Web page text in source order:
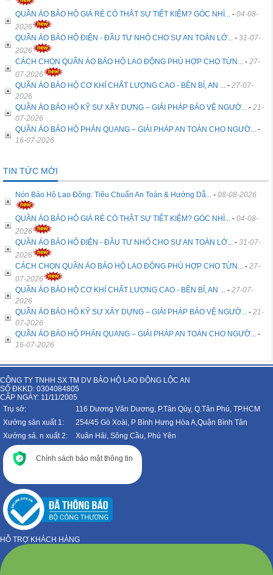
QUẦN ÁO BẢO HỘ GIÁ RẺ CÓ THẬT SỰ TIẾT KIỆM? GÓC NHÌ... - 04-08-
2026
QUẦN ÁO BẢO HỘ ĐIỆN - ĐẦU TƯ NHỎ CHO SỰ AN TOÀN LỚ...
- 31-07-
2026
CÁCH CHỌN QUẦN ÁO BẢO HỘ LAO ĐỘNG PHÙ HỢP CHO TỪN...
- 27-
07-2026
QUẦN ÁO BẢO HỘ CƠ KHÍ CHẤT LƯỢNG CAO - BỀN BỈ, AN ...
- 27-07-
2026
QUẦN ÁO BẢO HỘ KỸ SƯ XÂY DỰNG – GIẢI PHÁP BẢO VỆ NGƯỜ...
- 21-
07-2026
QUẦN ÁO BẢO HỘ PHẢN QUANG – GIẢI PHÁP AN TOÀN CHO NGƯỜ...
-
16-07-2026
TIN TỨC MỚI
Nón Bảo Hộ Lao Động: Tiêu Chuẩn An Toàn & Hướng Dẫ... - 08-08-2026
QUẦN ÁO BẢO HỘ GIÁ RẺ CÓ THẬT SỰ TIẾT KIỆM? GÓC NHÌ... - 04-08-
2026
QUẦN ÁO BẢO HỘ ĐIỆN - ĐẦU TƯ NHỎ CHO SỰ AN TOÀN LỚ...
- 31-07-
2026
CÁCH CHỌN QUẦN ÁO BẢO HỘ LAO ĐỘNG PHÙ HỢP CHO TỪN...
- 27-
07-2026
QUẦN ÁO BẢO HỘ CƠ KHÍ CHẤT LƯỢNG CAO - BỀN BỈ, AN ...
- 27-07-
2026
QUẦN ÁO BẢO HỘ KỸ SƯ XÂY DỰNG – GIẢI PHÁP BẢO VỆ NGƯỜ...
- 21-
07-2026
QUẦN ÁO BẢO HỘ PHẢN QUANG – GIẢI PHÁP AN TOÀN CHO NGƯỜ...
-
16-07-2026
CÔNG TY TNHH SX TM DV BẢO HỘ LAO ĐỘNG LỘC AN
SỐ ĐKKD: 0304084805
CẤP NGÀY: 11/11/2005
Trụ sở:
116 Dương Văn Dương, P.Tân Qúy, Q.Tân Phú, TP.HCM
Xưởng sản xuất 1:
254/45 Gò Xoài, P Bình Hưng Hòa A,Quận Bình Tân
Xưởng sả. n xuất 2:
Xuân Hải, Sông Cầu, Phú Yên
Chính sách bảo mật thông tin
HỖ TRỢ KHÁCH HÀNG